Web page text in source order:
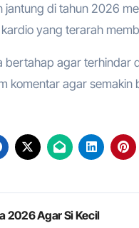
jantung di tahun 2026
yang terarah
agar terhindar
komentar agar
2026 Agar Si Kecil